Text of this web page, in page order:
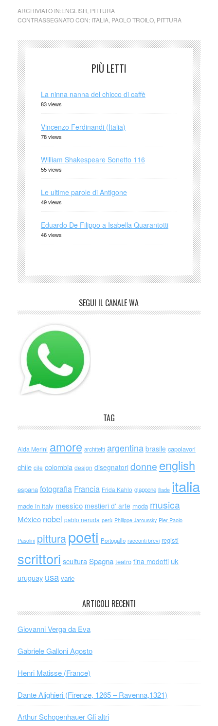
ARCHIVIATO IN:ENGLISH PITTURA
CONTRASSEGNATO CON: ITALIA, PAOLO TROILO, PITTURA
PIÙ LETTI
La ninna nanna del chicco di caffè
83 views
Vincenzo Ferdinandi (Italia)
78 views
William Shakespeare Sonetto 116
55 views
Le ultime parole di Antigone
49 views
Eduardo De Filippo a Isabella Quarantotti
46 views
SEGUI IL CANALE WA
TAG
Alda Merini amore architetti argentina brasile capolavori
chile cile colombia design disegnatori donne english
espana fotografia Francia Frida Kahlo giappone iliade italia
made in italy messico mestieri d' arte moda musica
México nobel pablo neruda perù Philippe Jaroussky Pier Paolo
Pasolini pitturapoeti Portogallo racconti brevi registi
scrittori scultura Spagna teatro tina modotti uk
uruguay usa varie
ARTICOLI RECENTI
Giovanni Verga da Eva
Gabriele Galloni Agosto
Henri Matisse (France)
Dante Alighieri (Firenze, 1265 – Ravenna,1321)
Arthur Schopenhauer Gli altri